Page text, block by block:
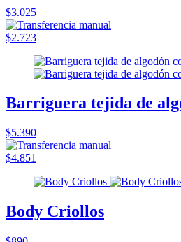
$3.025
$2.723
Barriguera tejida de
$5.390
$4.851
Body Criollos